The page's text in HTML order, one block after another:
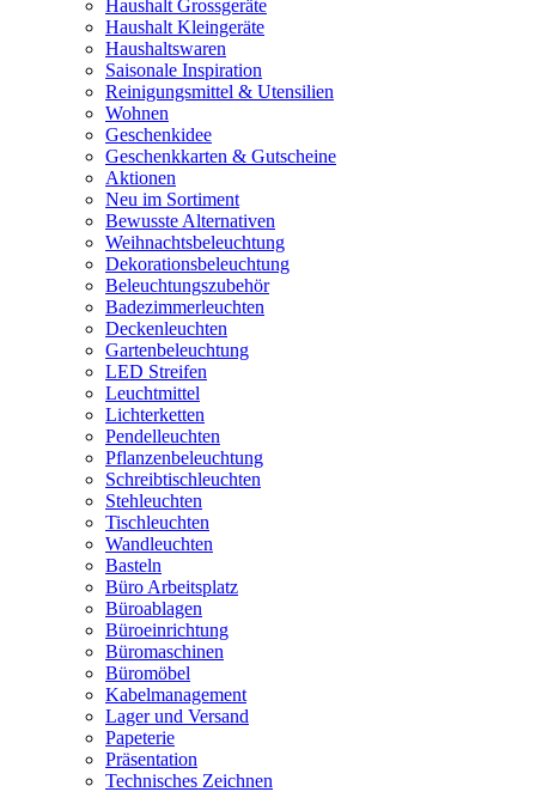
Haushalt Grossgeräte
Haushalt Kleingeräte
Haushaltswaren
Saisonale Inspiration
Reinigungsmittel & Utensilien
Wohnen
Geschenkidee
Geschenkkarten & Gutscheine
Aktionen
Neu im Sortiment
Bewusste Alternativen
Weihnachtsbeleuchtung
Dekorationsbeleuchtung
Beleuchtungszubehör
Badezimmerleuchten
Deckenleuchten
Gartenbeleuchtung
LED Streifen
Leuchtmittel
Lichterketten
Pendelleuchten
Pflanzenbeleuchtung
Schreibtischleuchten
Stehleuchten
Tischleuchten
Wandleuchten
Basteln
Büro Arbeitsplatz
Büroablagen
Büroeinrichtung
Büromaschinen
Büromöbel
Kabelmanagement
Lager und Versand
Papeterie
Präsentation
Technisches Zeichnen